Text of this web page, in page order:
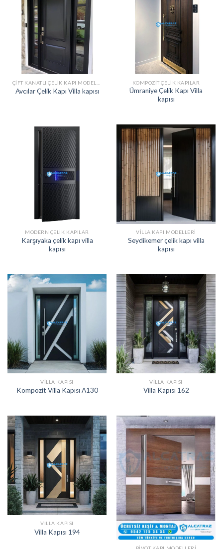
Avcılar Çelik Kapı Villa kapısı
KOMPOZIT ÇELIK KAPILAR
Ümraniye Çelik Kapı Villa
kapısı
MODERN ÇELIK KAPILAR
Karşıyaka çelik kapı villa
kapısı
VILLA KAPI MODELLERI
Seydikemer çelik kapı villa
kapısı
VILLA KAPISI
Kompozit Villa Kapısı A130
VILLA KAPISI
Villa Kapısı 162
VILLA KAPISI
Villa Kapısı 194